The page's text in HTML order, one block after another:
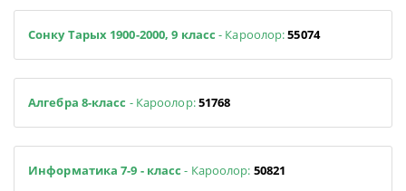
Сонку Тарых 1900-2000, 9 класс - Кароолор:55074
Алгебра 8-класс - Кароолор:51768
Информатика 7-9 - класс - Кароолор: 50821